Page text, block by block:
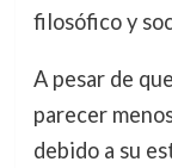
filosófico y
A pesar de
parecer
debido a su